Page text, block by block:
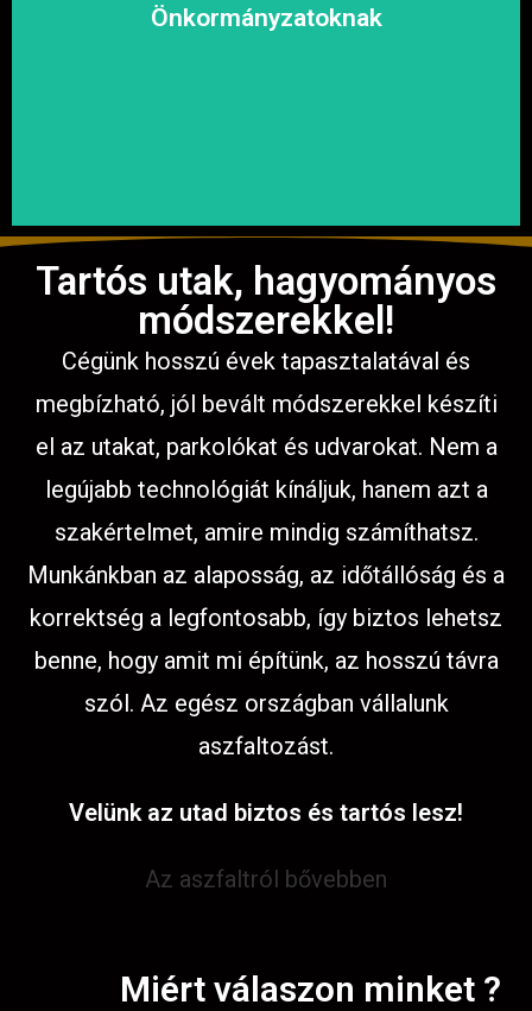
Önkormányzatoknak
garantáljuk a hosszú távú és fenntartható
Tartós utak, hagyományos
módszerekkel!
Cégünk hosszú évek tapasztalatával és
megbízható, jól bevált módszerekkel készíti
el az utakat, parkolókat és udvarokat. Nem a
legújabb technológiát kínáljuk, hanem azt a
szakértelmet, amire mindig számíthatsz.
Munkánkban az alaposság, az időtállóság és a
korrektség a legfontosabb, így biztos lehetsz
benne, hogy amit mi építünk, az hosszú távra
szól. Az egész országban vállalunk
aszfaltozást.
Velünk az utad biztos és tartós lesz!
Az aszfaltról bővebben
Miért válaszon minket ?